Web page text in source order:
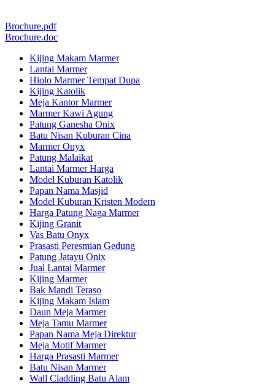
Brochure.pdf
Brochure.doc
Kijing Makam Marmer
Lantai Marmer
Hiolo Marmer Tempat Dupa
Kijing Katolik
Meja Kantor Marmer
Marmer Kawi Agung
Patung Ganesha Onix
Batu Nisan Kuburan Cina
Marmer Onyx
Patung Malaikat
Lantai Marmer Harga
Model Kuburan Katolik
Papan Nama Masjid
Model Kuburan Kristen Modern
Harga Patung Naga Marmer
Kijing Granit
Vas Batu Onyx
Prasasti Peresmian Gedung
Patung Jatayu Onix
Jual Lantai Marmer
Kijing Marmer
Bak Mandi Teraso
Kijing Makam Islam
Daun Meja Marmer
Meja Tamu Marmer
Papan Nama Meja Direktur
Meja Motif Marmer
Harga Prasasti Marmer
Batu Nisan Marmer
Wall Cladding Batu Alam